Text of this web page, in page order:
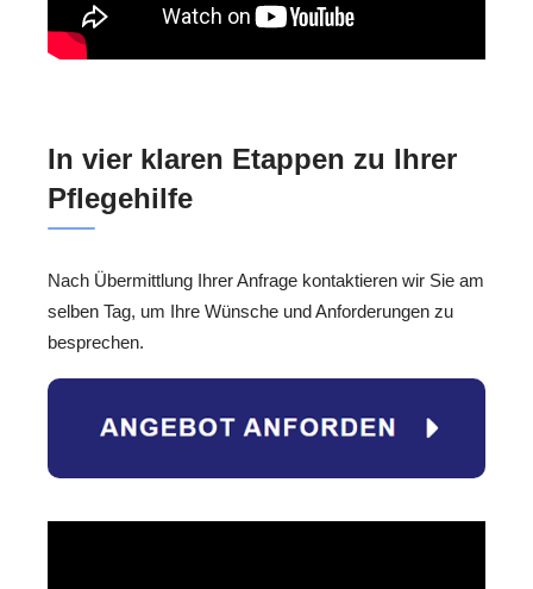
In vier klaren Etappen zu Ihrer
Pflegehilfe
Nach Übermittlung Ihrer Anfrage kontaktieren wir Sie am
selben Tag, um Ihre Wünsche und Anforderungen zu
besprechen.